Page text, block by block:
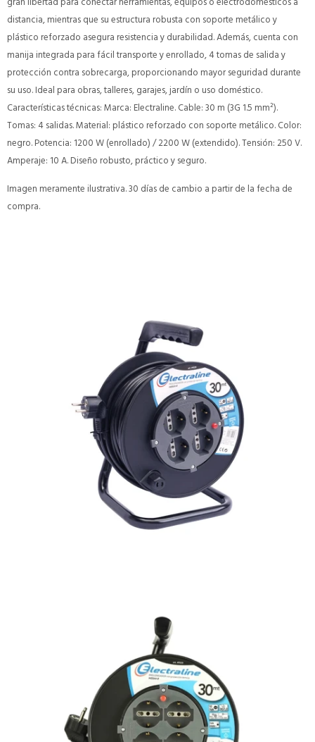
distancia, mientras que su estructura robusta con soporte metálico y
plástico reforzado asegura resistencia y durabilidad. Además, cuenta con
manija integrada para fácil transporte y enrollado, 4 tomas de salida y
protección contra sobrecarga, proporcionando mayor seguridad durante
su uso. Ideal para obras, talleres, garajes, jardín o uso doméstico.
Características técnicas: Marca: Electraline. Cable: 30 m (3G 1.5 mm²).
Tomas: 4 salidas. Material: plástico reforzado con soporte metálico. Color:
negro. Potencia: 1200 W (enrollado) / 2200 W (extendido). Tensión: 250 V.
Amperaje: 10 A. Diseño robusto, práctico y seguro.
Imagen meramente ilustrativa. 30 días de cambio a partir de la fecha de
compra.